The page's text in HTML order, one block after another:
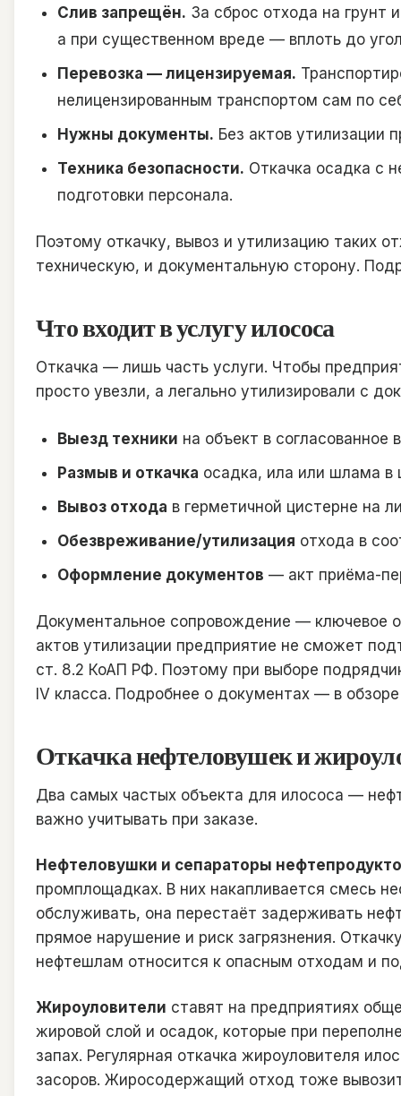
Слив запрещён. За сброс отхода на грунт
а при существенном вреде — вплоть до
Перевозка — лицензируемая.
нелицензированным транспортом сам по
Нужны документы. Без актов утилизации
Техника безопасности. Откачка осадка с
подготовки персонала.
Поэтому откачку, вывоз и утилизацию таких
техническую, и документальную сторону.
Что входит в услугу илососа
Откачка — лишь часть услуги. Чтобы
просто увезли, а легально утилизировали с
Выезд техники на объект в согласованное
Размыв и откачка осадка, ила или шлама в
Вывоз отхода в герметичной цистерне на
Обезвреживание/утилизация отхода в
Оформление документов — акт приёма-
Документальное сопровождение — ключевое
актов утилизации предприятие не сможет
ст. 8.2 КоАП РФ. Поэтому при выборе
IV класса. Подробнее о документах — в
Откачка нефтеловушек и
Два самых частых объекта для илососа —
важно учитывать при заказе.
Нефтеловушки и сепараторы
промплощадках. В них накапливается смесь
обслуживать, она перестаёт задерживать
прямое нарушение и риск загрязнения.
нефтешлам относится к опасным отходам и
Жироуловители ставят на предприятиях
жировой слой и осадок, которые при
запах. Регулярная откачка жироуловителя
засоров. Жиросодержащий отход тоже